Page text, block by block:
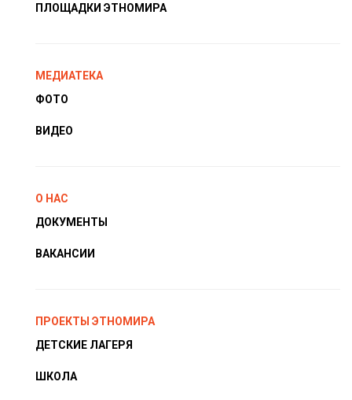
ПЛОЩАДКИ ЭТНОМИРА
МЕДИАТЕКА
ФОТО
ВИДЕО
О НАС
ДОКУМЕНТЫ
ВАКАНСИИ
ПРОЕКТЫ ЭТНОМИРА
ДЕТСКИЕ ЛАГЕРЯ
ШКОЛА